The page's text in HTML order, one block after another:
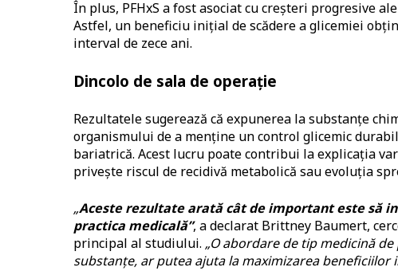
În plus, PFHxS a fost asociat cu creșteri progresive
Astfel, un beneficiu inițial de scădere a glicemiei
interval de zece ani.
Dincolo de sala de operație
Rezultatele sugerează că expunerea la substanțe
organismului de a menține un control glicemic
bariatrică. Acest lucru poate contribui la explicația
privește riscul de recidivă metabolică sau evoluția
„Aceste rezultate arată cât de important este să
practica medicală”, a declarat Brittney Baumert,
principal al studiului. „O abordare de tip medicină
substanțe, ar putea ajuta la maximizarea beneficiilor